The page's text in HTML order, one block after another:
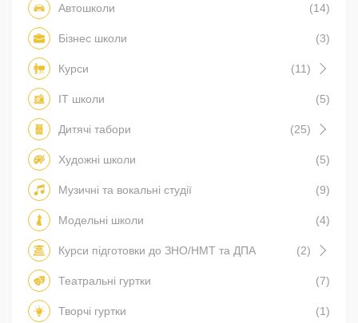
Автошколи (14)
Бізнес школи (3)
Курси (11)
IT школи (5)
Дитячі табори (25)
Художні школи (5)
Музичні та вокальні студії (9)
Модельні школи (4)
Курси підготовки до ЗНО/НМТ та ДПА (2)
Театральні гуртки (7)
Творчі гуртки (1)